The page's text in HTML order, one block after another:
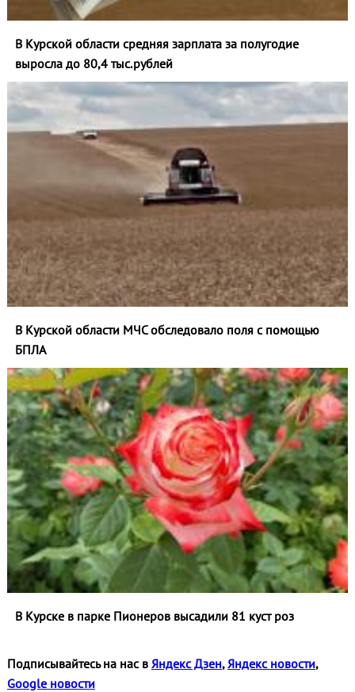
В Курской области средняя зарплата за полугодие
выросла до 80,4 тыс.рублей
В Курской области МЧС обследовало поля с помощью
БПЛА
В Курске в парке Пионеров высадили 81 куст роз
Подписывайтесь на нас в Яндекс Дзен, Яндекс новости,
Google новости